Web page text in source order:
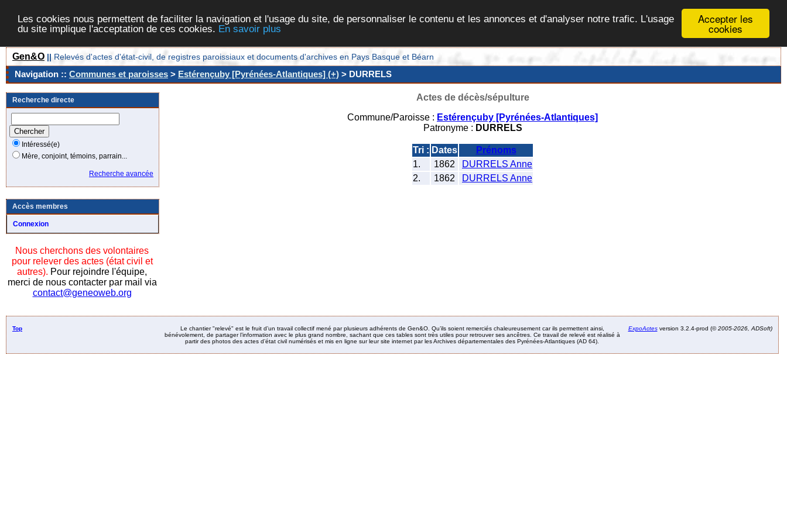
Accepter les
cookies
Les cookies nous permettent de faciliter la navigation et l'usage du site, de personnaliser le contenu et les annonces et d'analyser notre trafic. L'usage
du site implique l'acceptation de ces cookies. En savoir plus
Gen&O || Relevés d'actes d'état-civil, de registres paroissiaux et documents d'archives en Pays Basque et Béarn
Navigation :: Communes et paroisses > Estérençuby [Pyrénées-Atlantiques] (+) > DURRELS
Recherche directe
Intéressé(e)
Mère, conjoint, témoins, parrain...
Recherche avancée
Accès membres
Connexion
Nous cherchons des volontaires
pour relever des actes (état civil et
autres). Pour rejoindre l'équipe,
merci de nous contacter par mail via
contact@geneoweb.org
Actes de décès/sépulture
Commune/Paroisse : Estérençuby [Pyrénées-Atlantiques]
Patronyme : DURRELS
Tri : Dates
Prénoms
1.
1862
DURRELS Anne
2.
1862 DURRELS Anne
Top
Le chantier "relevé" est le fruit d’un travail collectif mené par plusieurs adhérents de Gen&O. Qu’ils soient remerciés chaleureusement car ils permettent ainsi,
bénévolement, de partager l’information avec le plus grand nombre, sachant que ces tables sont très utiles pour retrouver ses ancêtres. Ce travail de relevé est réalisé à
partir des photos des actes d’état civil numérisés et mis en ligne sur leur site internet par les Archives départementales des Pyrénées-Atlantiques (AD 64).
ExpoActesversion 3.2.4-prod (©2005-2026, ADSoft)